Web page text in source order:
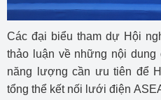
Các đại biểu tham dự Hội
thảo luận về những nội
năng lượng cần ưu tiên để
tổng thể kết nối lưới điện